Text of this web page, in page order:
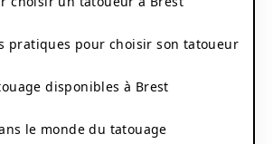
pratiques pour choisir son tatoueur
disponibles à Brest
le monde du tatouage